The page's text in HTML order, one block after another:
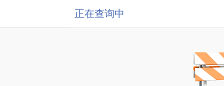
正在查询中